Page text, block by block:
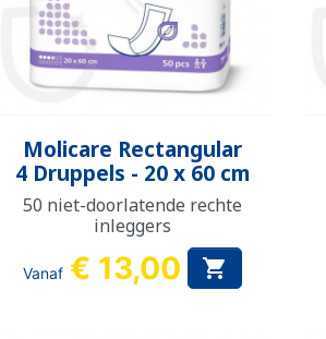
Molicare Rectangular
4 Druppels - 20 x 60 cm
50 niet-doorlatende rechte
inleggers
Vanaf € 13,00 